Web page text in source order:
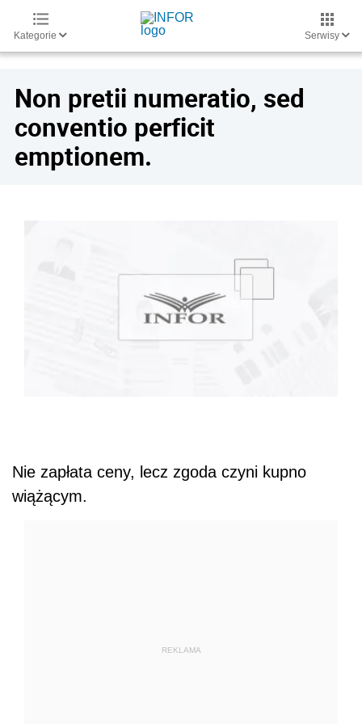
Kategorie Serwisy
Non pretii numeratio, sed
conventio perficit
emptionem.
Nie zapłata ceny, lecz zgoda czyni kupno
wiążącym.